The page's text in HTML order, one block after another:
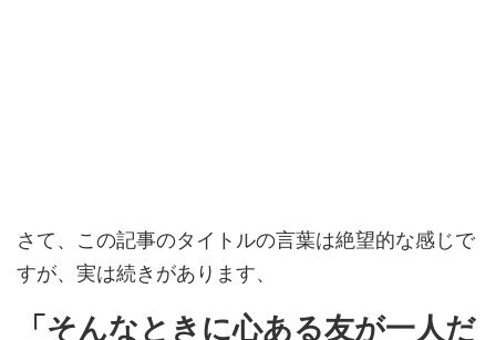
さて、この記事のタイトルの言葉は絶望的な感じで
すが、実は続きがあります、
「そんなときに心ある友が一人だ